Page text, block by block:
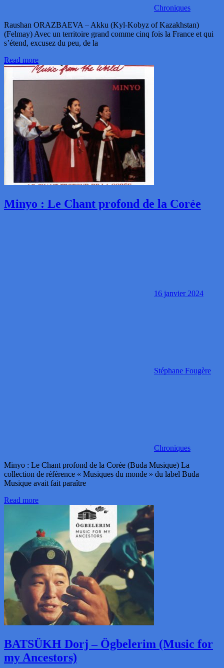
Chroniques
Raushan ORAZBAEVA – Akku (Kyl-Kobyz of Kazakhstan)
(Felmay) Avec un territoire grand comme cinq fois la France et qui
s’étend, excusez du peu, de la
Read more
Minyo : Le Chant profond de la Corée
16 janvier 2024
Stéphane Fougère
Chroniques
Minyo : Le Chant profond de la Corée (Buda Musique) La
collection de référence « Musiques du monde » du label Buda
Musique avait fait paraître
Read more
BATSÜKH Dorj – Ögbelerim (Music for
my Ancestors)